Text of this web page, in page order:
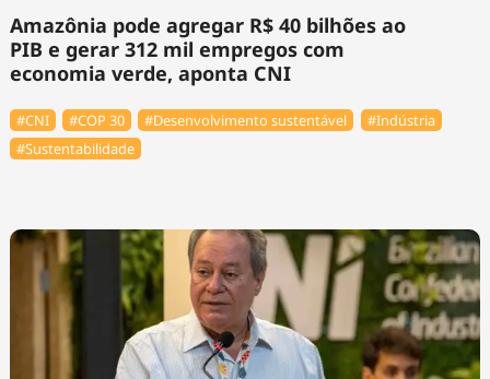
Amazônia pode agregar R$ 40 bilhões ao
PIB e gerar 312 mil empregos com
economia verde, aponta CNI
#CNI #COP 30 #Desenvolvimento sustentável
#Indústria
#Sustentabilidade